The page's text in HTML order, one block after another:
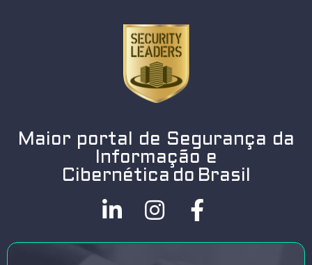
Maior portal de Segurança da
Informação e
Cibernética do Brasil